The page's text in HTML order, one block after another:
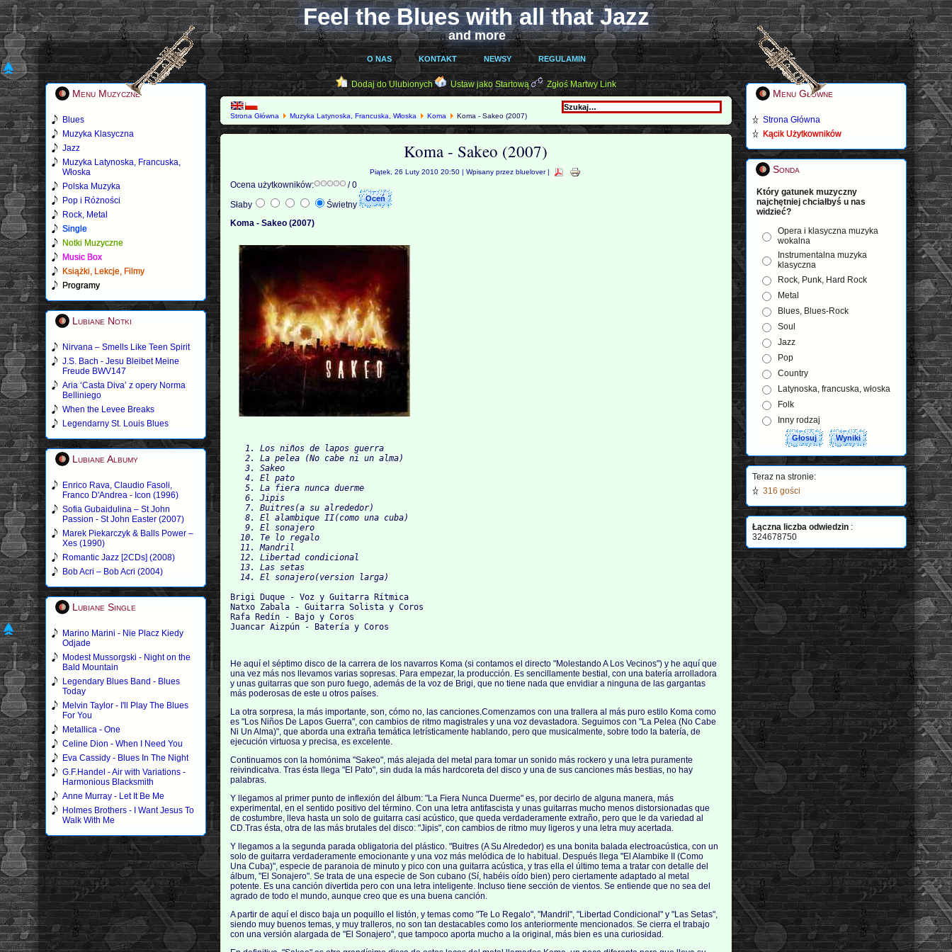
Feel the Blues with all that Jazz
and more
O NAS KONTAKT NEWSY REGULAMIN
Menu Muzyczne
Blues
Muzyka Klasyczna
Jazz
Muzyka Latynoska, Francuska,
Włoska
Polska Muzyka
Pop i Różności
Rock, Metal
Single
Notki Muzyczne
Music Box
Książki, Lekcje, Filmy
Programy
Lubiane Notki
Nirvana – Smells Like Teen Spirit
J.S. Bach - Jesu Bleibet Meine
Freude BWV147
Aria ‘Casta Diva’ z opery Norma
Belliniego
When the Levee Breaks
Legendarny St. Louis Blues
Lubiane Albumy
Enrico Rava, Claudio Fasoli,
Franco D'Andrea - Icon (1996)
Sofia Gubaidulina – St John
Passion - St John Easter (2007)
Marek Piekarczyk & Balls Power –
Xes (1990)
Romantic Jazz [2CDs] (2008)
Bob Acri – Bob Acri (2004)
Lubiane Single
Marino Marini - Nie Placz Kiedy
Odjade
Modest Mussorgski - Night on the
Bald Mountain
Legendary Blues Band - Blues
Today
Melvin Taylor - I'll Play The Blues
For You
Metallica - One
Celine Dion - When I Need You
Eva Cassidy - Blues In The Night
G.F.Handel - Air with Variations -
Harmonious Blacksmith
Anne Murray - Let It Be Me
Holmes Brothers - I Want Jesus To
Walk With Me
Dodaj do Ulubionych Ustaw jako Startową Zgłoś Martwy Link
Strona Główna Muzyka Latynoska, Francuska, Włoska Koma Koma - Sakeo (2007)
Koma - Sakeo (2007)
Piątek, 26 Luty 2010 20:50 | Wpisany przez bluelover |
Ocena użytkowników:
/ 0
Słaby
Świetny
Koma - Sakeo (2007)
   1. Los niños de lapos guerra
   2. La pelea (No cabe ni un alma)
   3. Sakeo
   4. El pato
   5. La fiera nunca duerme
   6. Jipis
   7. Buitres(a su alrededor)
   8. El alambique II(como una cuba)
   9. El sonajero
  10. Te lo regalo
  11. Mandril
  12. Libertad condicional
  13. Las setas
  14. El sonajero(version larga)
Brigi Duque - Voz y Guitarra Rítmica
Natxo Zabala - Guitarra Solista y Coros
Rafa Redín - Bajo y Coros
Juancar Aizpún - Batería y Coros
He aquí el séptimo disco de la carrera de los navarros Koma (si contamos el directo "Molestando A Los Vecinos") y he aquí que
una vez más nos llevamos varias sopresas. Para empezar, la producción. Es sencillamente bestial, con una batería arrolladora
y unas guitarras que son puro fuego, además de la voz de Brigi, que no tiene nada que envidiar a ninguna de las gargantas
más poderosas de este u otros países.
La otra sorpresa, la más importante, son, cómo no, las canciones.Comenzamos con una trallera al más puro estilo Koma como
es "Los Niños De Lapos Guerra", con cambios de ritmo magistrales y una voz devastadora. Seguimos con "La Pelea (No Cabe
Ni Un Alma)", que aborda una extraña temática letrísticamente hablando, pero que musicalmente, sobre todo la batería, de
ejecución virtuosa y precisa, es excelente.
Continuamos con la homónima "Sakeo", más alejada del metal para tomar un sonido más rockero y una letra puramente
reivindicatva. Tras ésta llega "El Pato", sin duda la más hardcoreta del disco y una de sus canciones más bestias, no hay
palabras.
Y llegamos al primer punto de inflexión del álbum: "La Fiera Nunca Duerme" es, por decirlo de alguna manera, más
experimental, en el sentido positivo del término. Con una letra antifascista y unas guitarras mucho menos distorsionadas que
de costumbre, lleva hasta un solo de guitarra casi acústico, que queda verdaderamente extraño, pero que le da variedad al
CD.Tras ésta, otra de las más brutales del disco: "Jipis", con cambios de ritmo muy ligeros y una letra muy acertada.
Y llegamos a la segunda parada obligatoria del plástico. "Buitres (A Su Alrededor) es una bonita balada electroacústica, con un
solo de guitarra verdaderamente emocionante y una voz más melódica de lo habitual. Después llega "El Alambike II (Como
Una Cuba)", especie de paranoia de minuto y pico con una guitarra acústica, y tras ella el último tema a tratar con detalle del
álbum, "El Sonajero". Se trata de una especie de Son cubano (Sí, habéis oído bien) pero ciertamente adaptado al metal
potente. Es una canción divertida pero con una letra inteligente. Incluso tiene sección de vientos. Se entiende que no sea del
agrado de todo el mundo, aunque creo que es una buena canción.
A partir de aquí el disco baja un poquillo el listón, y temas como "Te Lo Regalo", "Mandril", "Libertad Condicional" y "Las Setas",
siendo muy buenos temas, y muy tralleros, no son tan destacables como los anteriormente mencionados. Se cierra el trabajo
con una versión alargada de "El Sonajero", que tampoco aporta mucho a la original, más bien es una curiosidad.
Menu Główne
Strona Główna
Kącik Użytkowników
Sonda
Który gatunek muzyczny
najchętniej chciałbyś u nas
widzieć?
Opera i klasyczna muzyka
wokalna
Instrumentalna muzyka
klasyczna
Rock, Punk, Hard Rock
Metal
Blues, Blues-Rock
Soul
Jazz
Pop
Country
Latynoska, francuska, włoska
Folk
Inny rodzaj
Teraz na stronie:
316 gości
Łączna liczba odwiedzin :
324678750